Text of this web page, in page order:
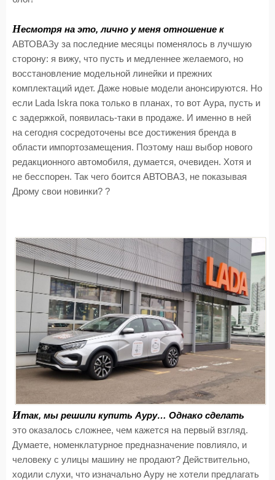
Несмотря на это, лично у меня отношение к
АВТОВАЗу за последние месяцы поменялось в лучшую
сторону: я вижу, что пусть и медленнее желаемого, но
восстановление модельной линейки и прежних
комплектаций идет. Даже новые модели анонсируются. Но
если Lada Iskra пока только в планах, то вот Аура, пусть и
с задержкой, появилась-таки в продаже. И именно в ней
на сегодня сосредоточены все достижения бренда в
области импортозамещения. Поэтому наш выбор нового
редакционного автомобиля, думается, очевиден. Хотя и
не бесспорен. Так чего боится АВТОВАЗ, не показывая
Дрому свои новинки? ?
Итак, мы решили купить Ауру… Однако сделать
это оказалось сложнее, чем кажется на первый взгляд.
Думаете, номенклатурное предназначение повлияло, и
человеку с улицы машину не продают? Действительно,
ходили слухи, что изначально Ауру не хотели предлагать